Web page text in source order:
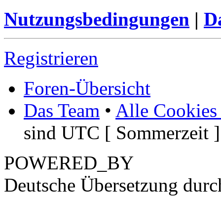
Nutzungsbedingungen |
Registrieren
Foren-Übersicht
Das Team • Alle Cookies
sind UTC [ Sommerzeit ]
POWERED_BY
Deutsche Übersetzung